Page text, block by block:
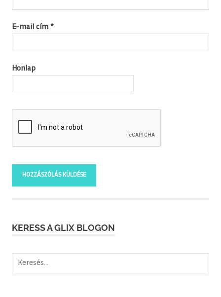
E-mail cím *
Honlap
KERESS A GLIX BLOGON
Keresés: